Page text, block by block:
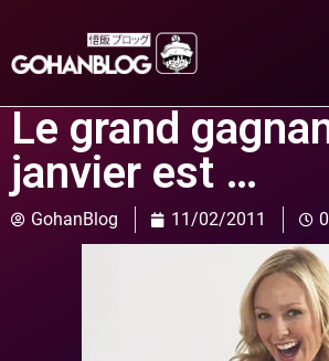
Le grand
janvier est …
GohanBlog 11/02/2011